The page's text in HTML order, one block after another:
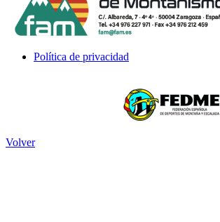
Política de privacidad
Volver